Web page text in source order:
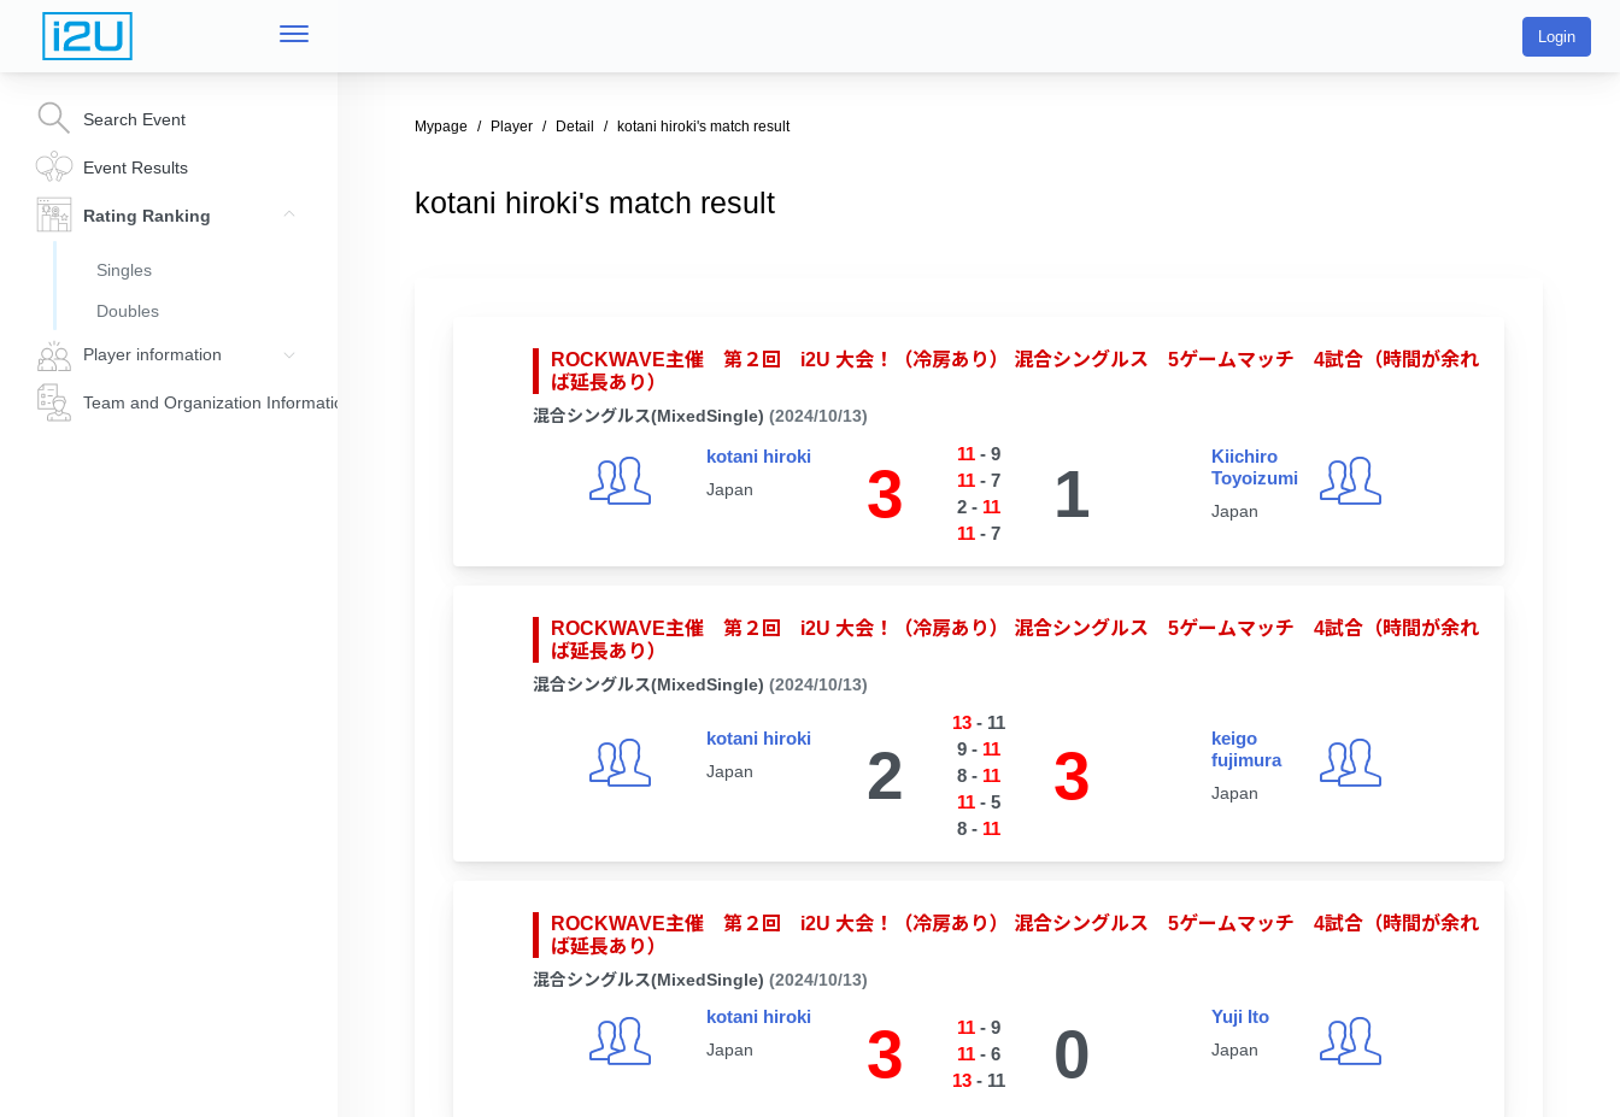
Login
Search Event
Event Results
Rating Ranking
Singles
Doubles
Player information
Team and Organization Information
Mypage Player Detail kotani hiroki's match result
kotani hiroki's match result
ROCKWAVE主催 第２回 i2U 大会！（冷房あり） 混合シングルス 5ゲームマッチ 4試合（時間が余れ
ば延長あり）
混合シングルス(MixedSingle) (2024/10/13)
kotani hiroki
Japan 3
11- 9
11- 7
2- 11
11- 7
1
Kiichiro
Toyoizumi
Japan
ROCKWAVE主催 第２回 i2U 大会！（冷房あり） 混合シングルス 5ゲームマッチ 4試合（時間が余れ
ば延長あり）
混合シングルス(MixedSingle) (2024/10/13)
kotani hiroki
Japan 2
13- 11
9- 11
8- 11
11- 5
8- 11
3
keigo
fujimura
Japan
ROCKWAVE主催 第２回 i2U 大会！（冷房あり） 混合シングルス 5ゲームマッチ 4試合（時間が余れ
ば延長あり）
混合シングルス(MixedSingle) (2024/10/13)
kotani hiroki
Japan 3 11- 9
11- 6
13- 11 0
Yuji Ito
Japan